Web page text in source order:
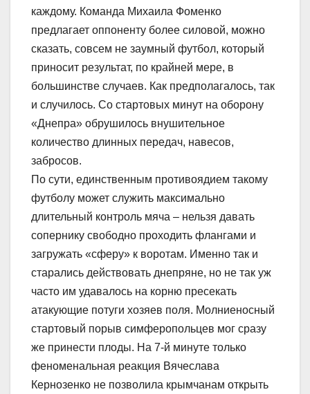
каждому. Команда Михаила Фоменко
предлагает оппоненту более силовой, можно
сказать, совсем не заумный футбол, который
приносит результат, по крайней мере, в
большинстве случаев. Как предполагалось, так
и случилось. Со стартовых минут на оборону
«Днепра» обрушилось внушительное
количество длинных передач, навесов,
забросов.
По сути, единственным противоядием такому
футболу может служить максимально
длительный контроль мяча – нельзя давать
сопернику свободно проходить флангами и
загружать «сферу» к воротам. Именно так и
старались действовать днепряне, но не так уж
часто им удавалось на корню пресекать
атакующие потуги хозяев поля. Молниеносный
стартовый порыв симферопольцев мог сразу
же принести плоды. На 7-й минуте только
феноменальная реакция Вячеслава
Кернозенко не позволила крымчанам открыть